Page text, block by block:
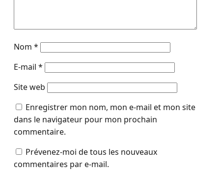
Nom *
E-mail *
Site web
Enregistrer mon nom, mon e-mail et mon site
dans le navigateur pour mon prochain
commentaire.
Prévenez-moi de tous les nouveaux
commentaires par e-mail.